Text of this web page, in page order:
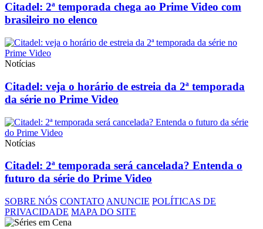
Citadel: 2ª temporada chega ao Prime Video com
brasileiro no elenco
Notícias
Citadel: veja o horário de estreia da 2ª temporada
da série no Prime Video
Notícias
Citadel: 2ª temporada será cancelada? Entenda o
futuro da série do Prime Video
SOBRE NÓS CONTATO ANUNCIE POLÍTICAS DE
PRIVACIDADE MAPA DO SITE